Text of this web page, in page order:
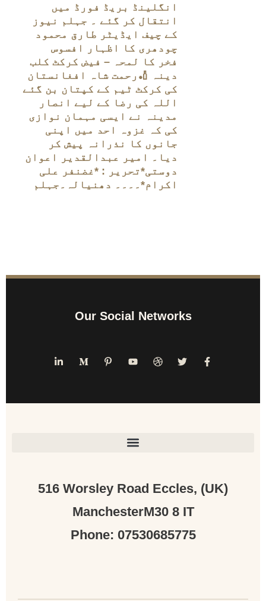
انگلینڈ بریڈ فورڈ میں
انتقال کر گئے ۔ جہلم نیوز
کے چیف ایڈیٹر طارق محمود
چودھری کا اظہار افسوس
فخر کا لمحہ – فیض کرکٹ کلب
دینہ 🏏رحمت شاہ افغانستان
کی کرکٹ ٹیم کے کپتان بن گئے
اللہ کی رضا کے لیے انصار
مدینہ نے ایسی مہمان نوازی
کی کہ غزوہ احد میں اپنی
جانوں کا نذرانہ پیش کر
دیا۔ امیر عبدالقدیر اعوان
دوستی*تحریر : *غضنفر علی
اکرام*۔۔۔۔ دھنیالہ۔جہلم
Our Social Networks
(UK) 516 Worsley Road Eccles,
ManchesterM30 8 IT
Phone: 07530685775